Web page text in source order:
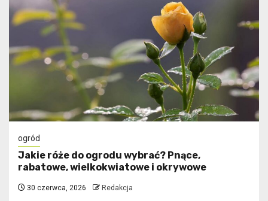
ogród
Jakie róże do ogrodu wybrać? Pnące,
rabatowe, wielkokwiatowe i okrywowe
30 czerwca, 2026 Redakcja